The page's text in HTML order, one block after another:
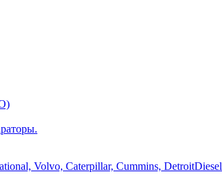
Volvo, Caterpillar, Cummins, DetroitDiesel